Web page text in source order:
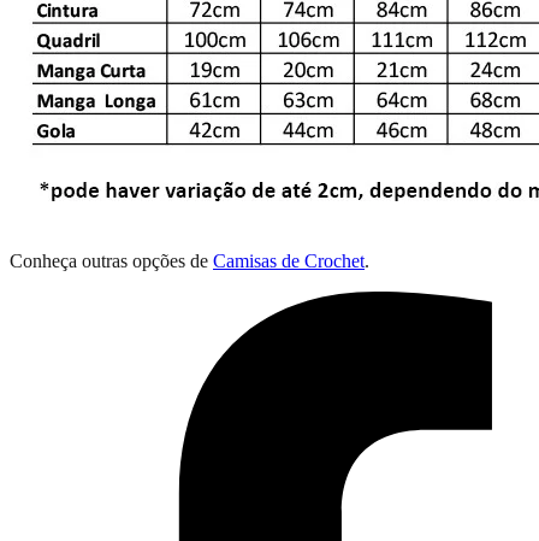
Conheça outras opções de Camisas de Crochet.